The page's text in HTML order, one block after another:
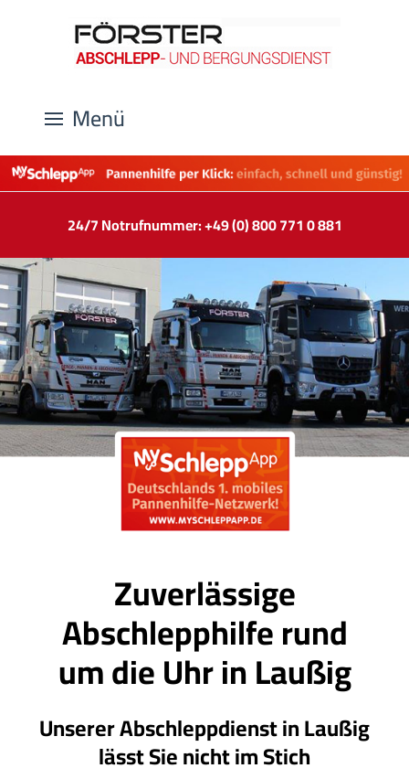
Menü
24/7 Notrufnummer: +49 (0) 800 771 0 881
Zuverlässige
Abschlepphilfe rund
um die Uhr in Laußig
Unserer Abschleppdienst in Laußig
lässt Sie nicht im Stich